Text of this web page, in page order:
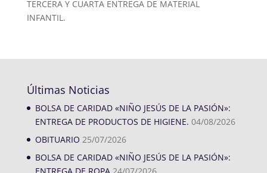
TERCERA Y CUARTA ENTREGA DE MATERIAL
INFANTIL.
Últimas Noticias
BOLSA DE CARIDAD «NIÑO JESÚS DE LA PASIÓN»:
ENTREGA DE PRODUCTOS DE HIGIENE. 04/08/2026
OBITUARIO 25/07/2026
BOLSA DE CARIDAD «NIÑO JESÚS DE LA PASIÓN»:
ENTREGA DE ROPA 24/07/2026